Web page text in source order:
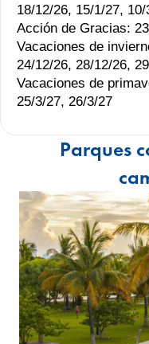
18/12/26, 15/1/27,
Acción de Gracias:
Vacaciones de
24/12/26, 28/12/26,
Vacaciones de
25/3/27, 26/3/27
Parques